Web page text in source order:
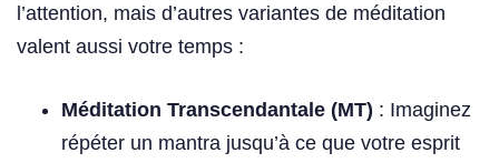
l’attention, mais d’autres variantes de méditation
valent aussi votre temps :
Méditation Transcendantale (MT) : Imaginez
répéter un mantra jusqu’à ce que votre esprit